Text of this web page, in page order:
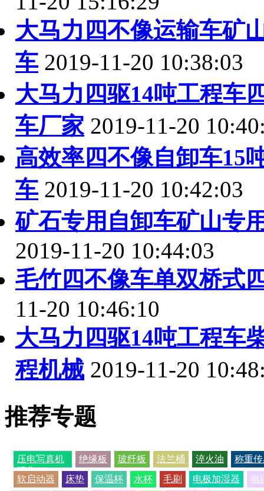
大马力四不像运输车矿
车 2019-11-20 10:38:03
大马力四驱14吨工程车
车厂家 2019-11-20
高效率四不像自卸车15
车 2019-11-20 10:42:03
矿石专用自卸车矿山专
2019-11-20 10:44:03
毛竹四不像车单双桥式
11-20 10:46:10
大马力四驱14吨工程车
程机械 2019-11-20
推荐专题
压电写真机
喷头
绝缘板 玻纤板 法兰桶 淬火油
称重
软启动器
床垫 保温杯 水杯 毛刷 电极加湿器
电